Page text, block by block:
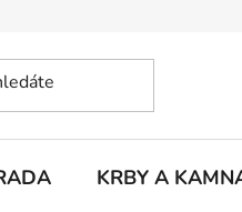
osobních údajů
KRBY A